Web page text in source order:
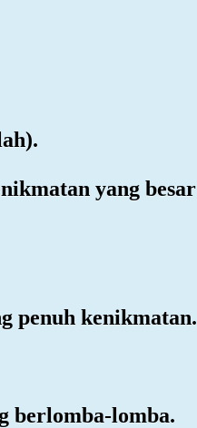
yang besar
penuh kenikmatan.
berlomba-lomba.